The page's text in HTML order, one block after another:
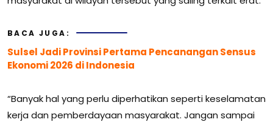
BACA JUGA:
Sulsel Jadi Provinsi Pertama Pencanangan Sensus
Ekonomi 2026 di Indonesia
“Banyak hal yang perlu diperhatikan seperti keselamatan
kerja dan pemberdayaan masyarakat. Jangan sampai